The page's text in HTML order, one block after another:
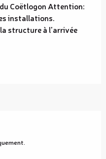
Coëtlogon Attention:
installations.
structure à l'arrivée